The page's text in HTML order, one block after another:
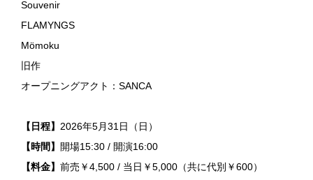
Souvenir
FLAMYNGS
Mömoku
旧作
オープニングアクト：SANCA
【日程】 2026年5月31日（日）
【時間】 開場15:30 / 開演16:00
【料金】 前売￥4,500 / 当日￥5,000（共に代別￥600）